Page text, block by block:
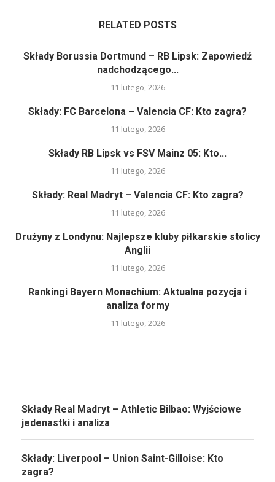
RELATED POSTS
Składy Borussia Dortmund – RB Lipsk: Zapowiedź
nadchodzącego...
11 lutego, 2026
Składy: FC Barcelona – Valencia CF: Kto zagra?
11 lutego, 2026
Składy RB Lipsk vs FSV Mainz 05: Kto...
11 lutego, 2026
Składy: Real Madryt – Valencia CF: Kto zagra?
11 lutego, 2026
Drużyny z Londynu: Najlepsze kluby piłkarskie stolicy
Anglii
11 lutego, 2026
Rankingi Bayern Monachium: Aktualna pozycja i
analiza formy
11 lutego, 2026
Składy Real Madryt – Athletic Bilbao: Wyjściowe
jedenastki i analiza
Składy: Liverpool – Union Saint-Gilloise: Kto
zagra?